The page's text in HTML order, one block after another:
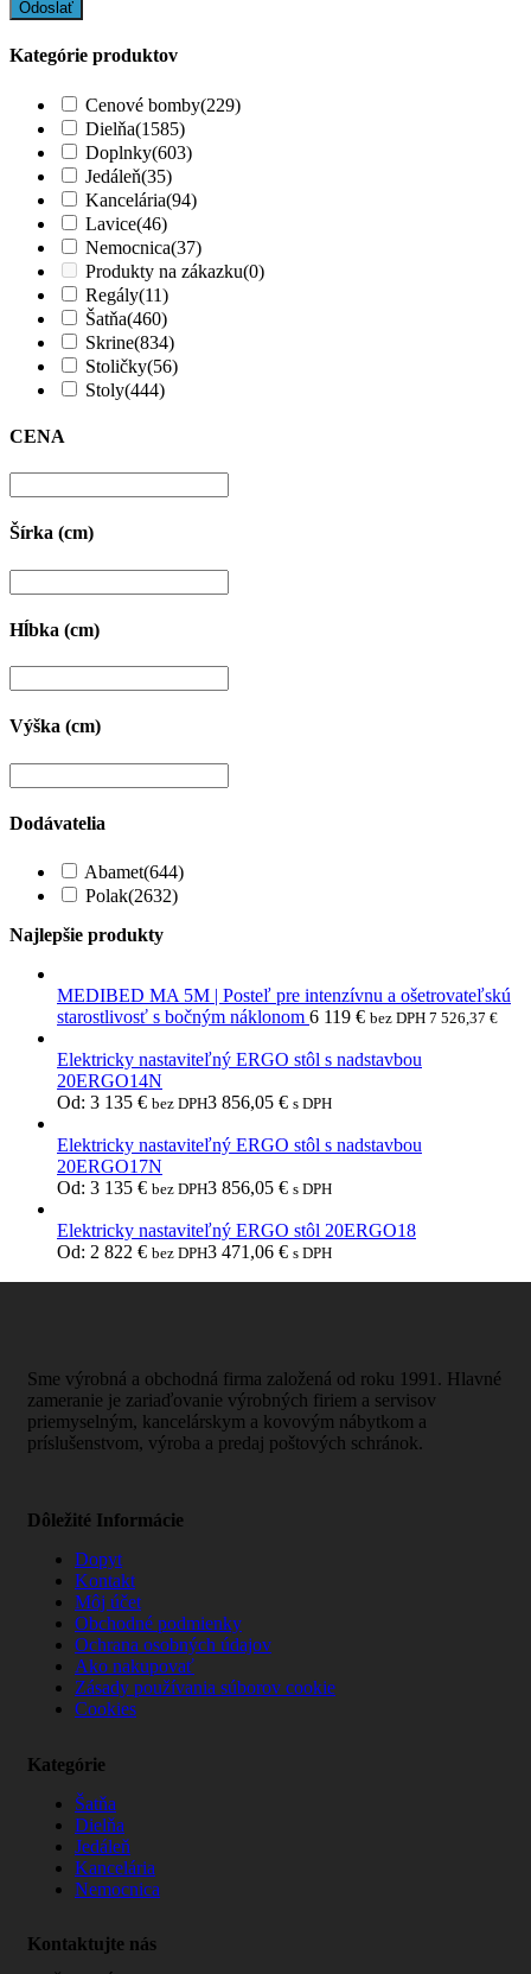
Kategórie produktov
Cenové bomby(229)
Dielňa(1585)
Doplnky(603)
Jedáleň(35)
Kancelária(94)
Lavice(46)
Nemocnica(37)
Produkty na zákazku(0)
Regály(11)
Šatňa(460)
Skrine(834)
Stoličky(56)
Stoly(444)
CENA
Šírka (cm)
Hĺbka (cm)
Výška (cm)
Dodávatelia
Abamet(644)
Polak(2632)
Najlepšie produkty
MEDIBED MA 5M | Posteľ pre intenzívnu a ošetrovateľskú
starostlivosť s bočným náklonom 6 119 € bez DPH 7 526,37 €
Elektricky nastaviteľný ERGO stôl s nadstavbou
20ERGO14N
Od: 3 135 € bez DPH3 856,05 € s DPH
Elektricky nastaviteľný ERGO stôl s nadstavbou
20ERGO17N
Od: 3 135 € bez DPH3 856,05 € s DPH
Elektricky nastaviteľný ERGO stôl 20ERGO18
Od: 2 822 € bez DPH3 471,06 € s DPH
Sme výrobná a obchodná firma založená od roku 1991. Hlavné
zameranie je zariaďovanie výrobných firiem a servisov
priemyselným, kancelárskym a kovovým nábytkom a
príslušenstvom, výroba a predaj poštových schránok.
Dôležité Informácie
Dopyt
Kontakt
Môj účet
Obchodné podmienky
Ochrana osobných údajov
Ako nakupovať
Zásady používania súborov cookie
Cookies
Kategórie
Šatňa
Dielňa
Jedáleň
Kancelária
Nemocnica
Kontaktujte nás